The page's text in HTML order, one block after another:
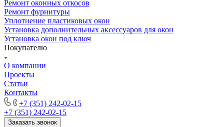
Ремонт оконных откосов
Ремонт фурнитуры
Уплотнение пластиковых окон
Установка дополнительных аксессуаров для окон
Установка окон под ключ
Покупателю
О компании
Проекты
Статьи
Контакты
+7 (351) 242-02-15
+7 (351) 242-02-15
Заказать звонок